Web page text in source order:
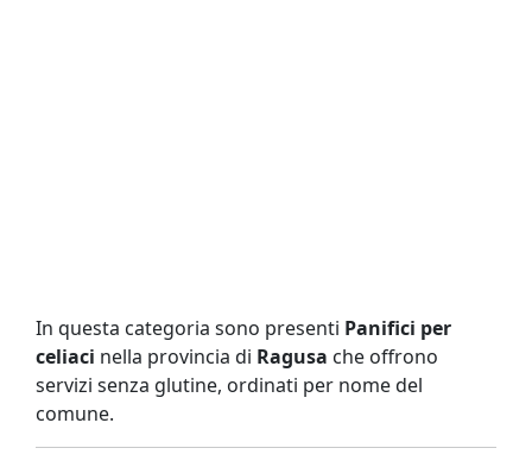
In questa categoria sono presenti Panifici per
celiaci nella provincia di Ragusa che offrono
servizi senza glutine, ordinati per nome del
comune.